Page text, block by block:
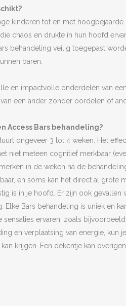
kinderen tot en met
chaos en drukte in hun hoofd
behandeling veilig toegepast
baren.
en impactvolle onderdelen van
een ander zonder oordelen of
Access Bars behandeling?
ongeveer 3 tot 4 weken. Het
niet meteen cognitief merkbaar
in de weken ná de
en soms kan het direct al
is in je hoofd. Er zijn ook
Elke Bars behandeling is uniek en
sensaties ervaren, zoals
en verplaatsing van energie,
krijgen. Een dekentje kan